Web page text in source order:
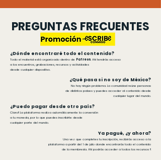
PREGUNTAS FRECUENTES
¿Dónde encontraré todo el contenido?
Todo el material está organizado dentro de Patreon. Ahí tendrás acceso
a los encuentros, grabaciones, recursos y actividades
desde cualquier dispositivo.
¿Qué pasa si no soy de México?
No hay ningún problema. La comunidad reúne personas
de distintos países y puedes acceder al contenido desde
cualquier lugar del mundo.
¿Puedo pagar desde otro país?
Claro!! La plataforma realiza automáticamente la conversión
a tu moneda, por lo que puedes inscribirte desde
cualquier parte del mundo.
Ya pagué, ¿y ahora?
Una vez que completes tu inscripción, recibirás acceso a la
plataforma a partir del 1 de julio donde encontrarás todo el contenido
de la membresía. Ahí podrás acceder a todos los recursos !!